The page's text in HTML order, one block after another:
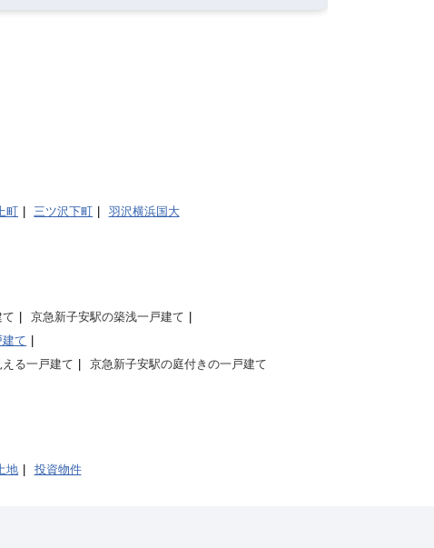
町 三ツ沢下町 羽沢横浜国大
京急新子安駅の築浅一戸建て
て
る一戸建て 京急新子安駅の庭付きの一戸建て
地 投資物件